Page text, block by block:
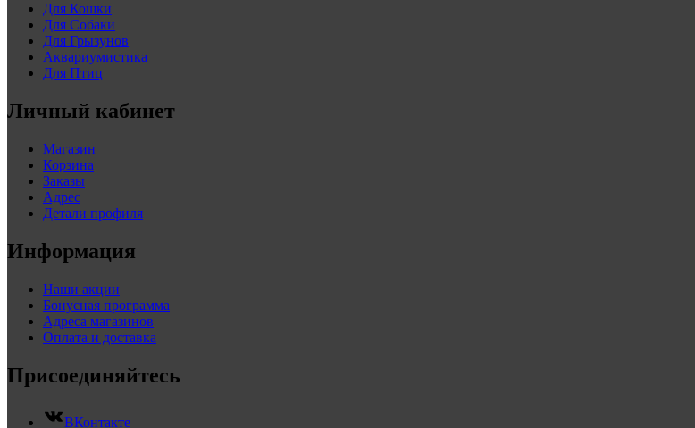
Для Кошки
Для Собаки
Для Грызунов
Аквариумистика
Для Птиц
Личный кабинет
Магазин
Корзина
Заказы
Адрес
Детали профиля
Информация
Наши акции
Бонусная программа
Адреса магазинов
Оплата и доставка
Присоединяйтесь
ВКонтакте